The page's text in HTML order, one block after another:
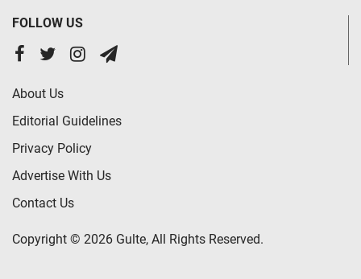
FOLLOW US
About Us
Editorial Guidelines
Privacy Policy
Advertise With Us
Contact Us
Copyright © 2026 Gulte, All Rights Reserved.